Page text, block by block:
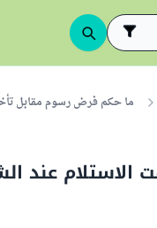
ما حكم فرض رسوم مقابل
عند